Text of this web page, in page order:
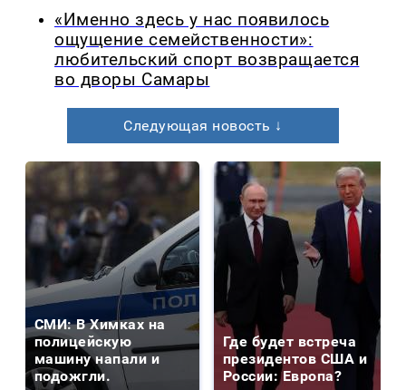
«Именно здесь у нас появилось
ощущение семейственности»:
любительский спорт возвращается
во дворы Самары
Следующая новость ↓
СМИ: В Химках на
полицейскую
машину напали и
подожгли.
Где будет встреча
президентов США и
России: Европа?